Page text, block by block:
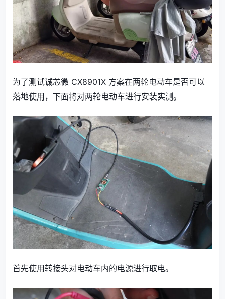
为了测试诚芯微 CX8901X 方案在两轮电动车是否可以
落地使用，下面将对两轮电动车进行安装实测。
首先使用转接头对电动车内的电源进行取电。